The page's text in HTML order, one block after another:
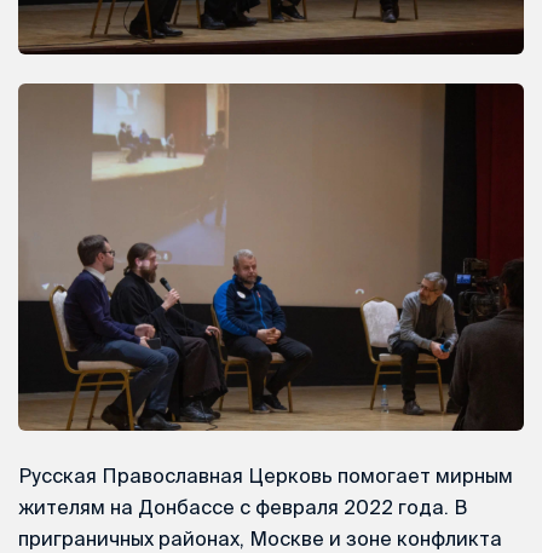
Русская Православная Церковь помогает мирным
жителям на Донбассе с февраля 2022 года. В
приграничных районах, Москве и зоне конфликта